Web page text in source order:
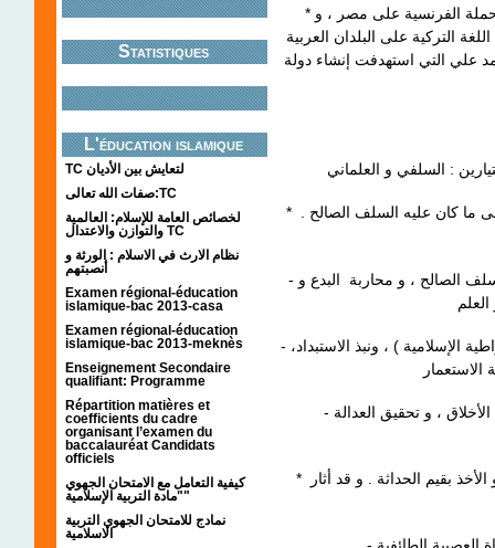
Statistiques
L'éducation islamique
TC لتعايش بين الأديان
صفات الله تعالى:TC
لخصائص العامة للإسلام: العالمية
والتوازن والاعتدال TC
نظام الارث في الاسلام : الورثة و
أنصبتهم
Examen régional-éducation
islamique-bac 2013-casa
Examen régional-éducation
islamique-bac 2013-meknès
Enseignement Secondaire
qualifiant: Programme
Répartition matières et
coefficients du cadre
organisant l’examen du
baccalauréat Candidats
officiels
كيفية التعامل مع الامتحان الجهوي
"مادة التربية الإسلامية"
نمادج للامتحان الجهوي التربية
الاسلامية
* عوامل سياسية : برز الشعور الوطني و القومي بعد الحملة الفرنسية على مصر ، و
التركية على البلدان العربية
علي التي استهدفت إنشاء دولة
* الاتجاه السلفي : تيار ذو منطلق ديني دعا إلى العودة إلى ما كان عليه السلف الصالح .
- المجال الديني : العودة إلى أصول الإسلام على عهد السلف الصالح ، و محاربة البدع و
- المجال السياسي : الحكم وفق مبدأ الشورى ( الديمقراطية الإسلامية ) ، ونبذ الاستبداد،
- المجال الاجتماعي : الاهتمام بالتربية و التعليم و تهذيب الأخلاق ، و تحقيق العدالة
* الاتجاه العلماني : تيار دعا إلى فصل الدين عن الدولة و الأخذ بقيم الحداثة . و قد أثار